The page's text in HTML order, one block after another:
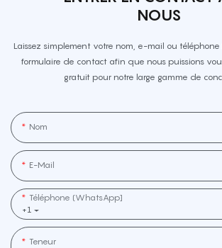
NOUS
Laissez simplement votre nom, e-mail ou
formulaire de contact afin que nous puissions
gratuit pour notre large gamme de
Nom
E-Mail
+1
Téléphone (WhatsApp]
Teneur